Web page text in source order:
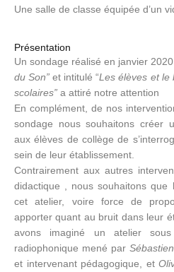
Une salle de classe équipée d’un
Présentation
Un sondage réalisé en janvier 2020
du Son”et intitulé “Les élèves et le
scolaires” a attiré notre attention
En complément, de nos
sondage nous souhaitons créer
aux élèves de collège de
sein de leur établissement.
Contrairement aux autres
didactique , nous souhaitons que
cet atelier, voire force de
apporter quant au bruit dans leur
avons imaginé un atelier
radiophonique mené par
et intervenant pédagogique, et